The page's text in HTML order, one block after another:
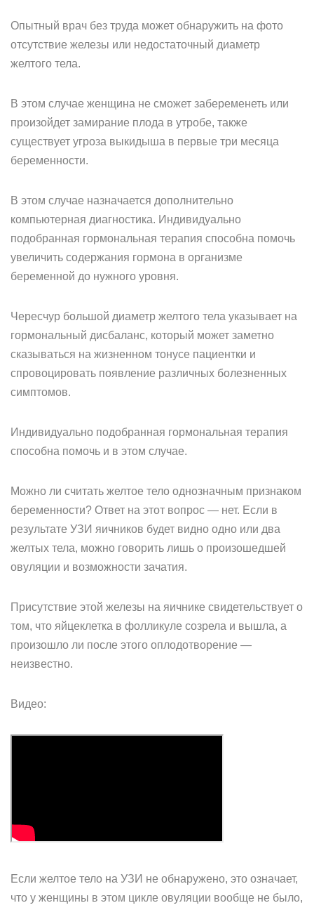
Опытный врач без труда может обнаружить на фото
отсутствие железы или недостаточный диаметр
желтого тела.
В этом случае женщина не сможет забеременеть или
произойдет замирание плода в утробе, также
существует угроза выкидыша в первые три месяца
беременности.
В этом случае назначается дополнительно
компьютерная диагностика. Индивидуально
подобранная гормональная терапия способна помочь
увеличить содержания гормона в организме
беременной до нужного уровня.
Чересчур большой диаметр желтого тела указывает на
гормональный дисбаланс, который может заметно
сказываться на жизненном тонусе пациентки и
спровоцировать появление различных болезненных
симптомов.
Индивидуально подобранная гормональная терапия
способна помочь и в этом случае.
Можно ли считать желтое тело однозначным признаком
беременности? Ответ на этот вопрос — нет. Если в
результате УЗИ яичников будет видно одно или два
желтых тела, можно говорить лишь о произошедшей
овуляции и возможности зачатия.
Присутствие этой железы на яичнике свидетельствует о
том, что яйцеклетка в фолликуле созрела и вышла, а
произошло ли после этого оплодотворение —
неизвестно.
Видео:
Если желтое тело на УЗИ не обнаружено, это означает,
что у женщины в этом цикле овуляции вообще не было,